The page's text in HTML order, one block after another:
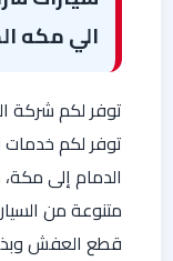
الي مكه
توفر لكم شركة
توفر لكم
الدمام إلى
متنوعة من
قطع العفش